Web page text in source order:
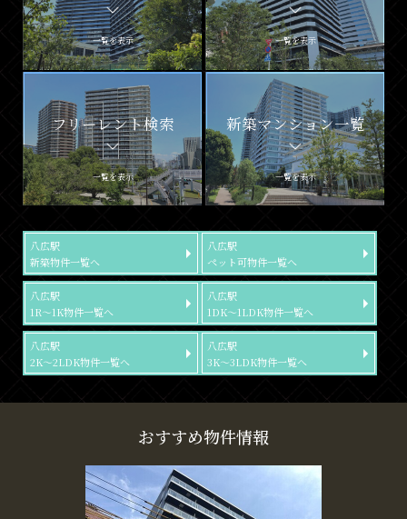
一覧を表示 一覧を表示
フリーレント検索
一覧を表示
新築マンション一覧
一覧を表示
八広駅
新築物件一覧へ
八広駅
ペット可物件一覧へ
八広駅
1R～1K物件一覧へ
八広駅
1DK～1LDK物件一覧へ
八広駅
2K～2LDK物件一覧へ
八広駅
3K～3LDK物件一覧へ
おすすめ物件情報